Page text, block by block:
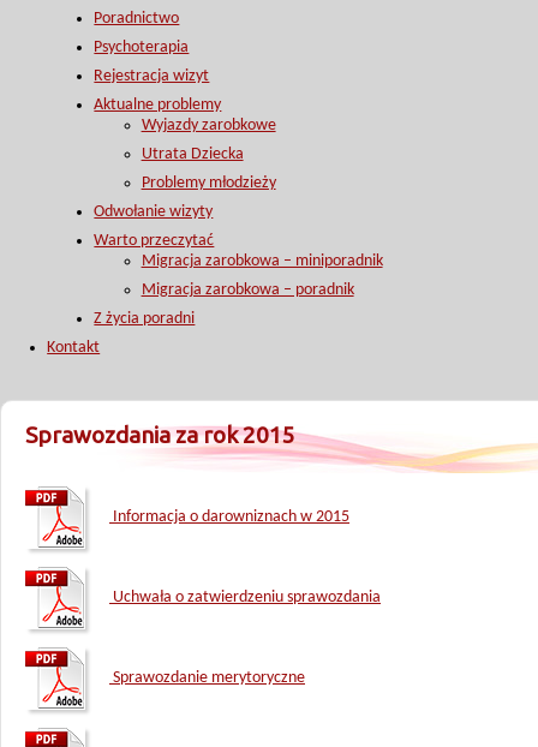
Poradnictwo
Psychoterapia
Rejestracja wizyt
Aktualne problemy
Wyjazdy zarobkowe
Utrata Dziecka
Problemy młodzieży
Odwołanie wizyty
Warto przeczytać
Migracja zarobkowa – miniporadnik
Migracja zarobkowa – poradnik
Z życia poradni
Kontakt
Sprawozdania za rok 2015
Informacja o darowniznach w 2015
Uchwała o zatwierdzeniu sprawozdania
Sprawozdanie merytoryczne